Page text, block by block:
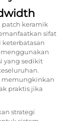
keramik
sifat
keterbatasan
yang sedikit
memungkinkan
praktis jika
strategi